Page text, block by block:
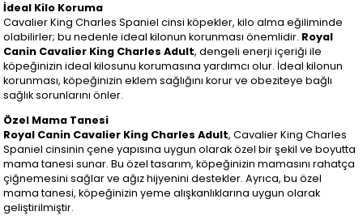
İdeal Kilo Koruma
Cavalier King Charles Spaniel cinsi köpekler, kilo alma eğiliminde
olabilirler; bu nedenle ideal kilonun korunması önemlidir. Royal
Canin Cavalier King Charles Adult, dengeli enerji içeriği ile
köpeğinizin ideal kilosunu korumasına yardımcı olur. İdeal kilonun
korunması, köpeğinizin eklem sağlığını korur ve obeziteye bağlı
sağlık sorunlarını önler.
Özel Mama Tanesi
Royal Canin Cavalier King Charles Adult, Cavalier King Charles
Spaniel cinsinin çene yapısına uygun olarak özel bir şekil ve boyutta
mama tanesi sunar. Bu özel tasarım, köpeğinizin mamasını rahatça
çiğnemesini sağlar ve ağız hijyenini destekler. Ayrıca, bu özel
mama tanesi, köpeğinizin yeme alışkanlıklarına uygun olarak
geliştirilmiştir.